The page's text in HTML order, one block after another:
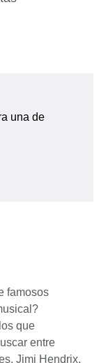
una de
famosos
que
entre
Jimi Hendrix,